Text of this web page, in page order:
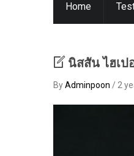
Home
นิสสัน ไฮเป
ByAdminpoon / 2